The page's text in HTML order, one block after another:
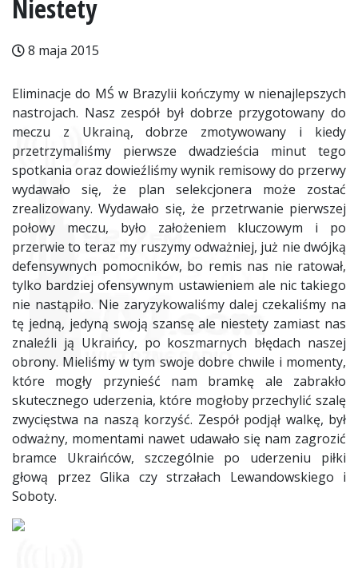
Niestety
8 maja 2015
Eliminacje do MŚ w Brazylii kończymy w nienajlepszych
nastrojach. Nasz zespół był dobrze przygotowany do
meczu z Ukrainą, dobrze zmotywowany i kiedy
przetrzymaliśmy pierwsze dwadzieścia minut tego
spotkania oraz dowieźliśmy wynik remisowy do przerwy
wydawało się, że plan selekcjonera może zostać
zrealizowany. Wydawało się, że przetrwanie pierwszej
połowy meczu, było założeniem kluczowym i po
przerwie to teraz my ruszymy odważniej, już nie dwójką
defensywnych pomocników, bo remis nas nie ratował,
tylko bardziej ofensywnym ustawieniem ale nic takiego
nie nastąpiło. Nie zaryzykowaliśmy dalej czekaliśmy na
tę jedną, jedyną swoją szansę ale niestety zamiast nas
znaleźli ją Ukraińcy, po koszmarnych błędach naszej
obrony. Mieliśmy w tym swoje dobre chwile i momenty,
które mogły przynieść nam bramkę ale zabrakło
skutecznego uderzenia, które mogłoby przechylić szalę
zwycięstwa na naszą korzyść. Zespół podjął walkę, był
odważny, momentami nawet udawało się nam zagrozić
bramce Ukraińców, szczególnie po uderzeniu piłki
głową przez Glika czy strzałach Lewandowskiego i
Soboty.